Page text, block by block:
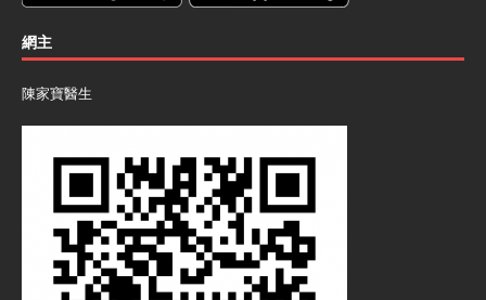
網主
陳家寶醫生